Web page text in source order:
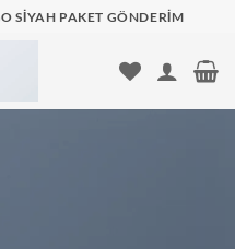
SIYAH PAKET GÖNDERIM